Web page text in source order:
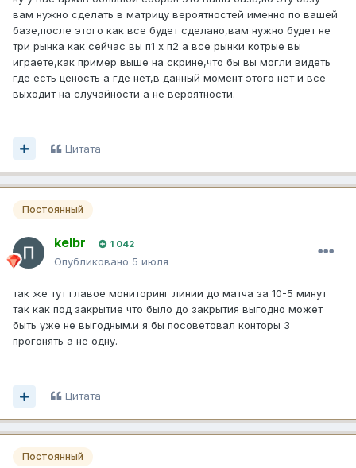
вам нужно сделать в матрицу вероятностей именно по вашей
базе,после этого как все будет сделано,вам нужно будет не
три рынка как сейчас вы п1 х п2 а все рынки котрые вы
играете,как пример выше на скрине,что бы вы могли видеть
где есть ценость а где нет,в данный момент этого нет и все
выходит на случайности а не вероятности.
Цитата
Постоянный
kelbr 1 042
Опубликовано 5 июля
так же тут главое мониторинг линии до матча за 10-5 минут
так как под закрытие что было до закрытия выгодно может
быть уже не выгодным.и я бы посоветовал конторы 3
прогонять а не одну.
Цитата
Постоянный